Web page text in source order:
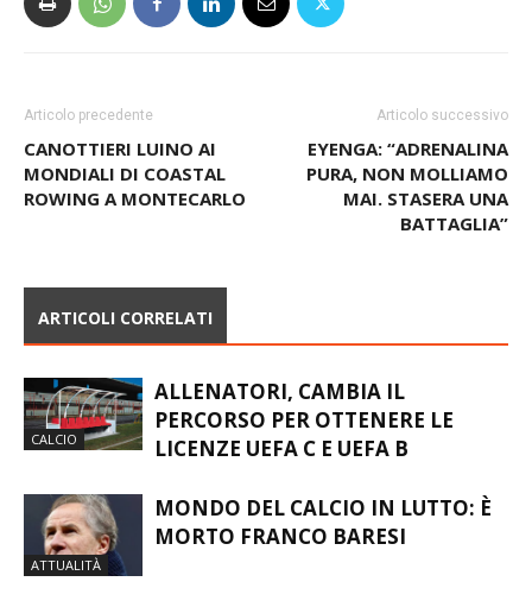
Articolo precedente
CANOTTIERI LUINO AI
MONDIALI DI COASTAL
ROWING A MONTECARLO
Articolo successivo
EYENGA: “ADRENALINA
PURA, NON MOLLIAMO
MAI. STASERA UNA
BATTAGLIA”
ARTICOLI CORRELATI
CALCIO
ALLENATORI, CAMBIA IL
PERCORSO PER OTTENERE LE
LICENZE UEFA C E UEFA B
ATTUALITÀ
MONDO DEL CALCIO IN LUTTO: È
MORTO FRANCO BARESI